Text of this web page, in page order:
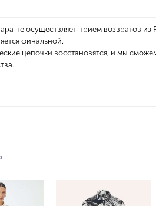
не осуществляет прием возвратов из
финальной.
цепочки восстановятся, и мы